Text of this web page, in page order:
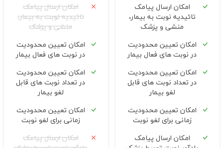
امکان ارسال پیامک
تائیدیه نوبت به بیمار،
منشی و پزشک
امکان تعیین محدودیت
در نوبت های فعال بیمار
امکان تعیین محدودیت
در تعداد نوبت های قابل
لغو بیمار
امکان تعیین محدودیت
زمانی برای لغو نوبت
امکان ارسال پیامک
امکان ارسال پیامک
تائیدیه نوبت به بیمار،
منشی و پزشک
امکان تعیین محدودیت
در نوبت های فعال بیمار
امکان تعیین محدودیت
در تعداد نوبت های قابل
لغو بیمار
امکان تعیین محدودیت
زمانی برای لغو نوبت
امکان ارسال پیامک